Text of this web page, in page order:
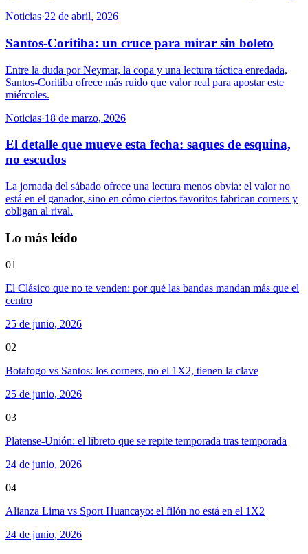
Noticias·22 de abril, 2026
Santos-Coritiba: un cruce para mirar sin boleto
Entre la duda por Neymar, la copa y una lectura táctica enredada,
Santos-Coritiba ofrece más ruido que valor real para apostar este
miércoles.
Noticias·18 de marzo, 2026
El detalle que mueve esta fecha: saques de esquina,
no escudos
La jornada del sábado ofrece una lectura menos obvia: el valor no
está en el ganador, sino en cómo ciertos favoritos fabrican corners y
obligan al rival.
Lo más leído
01
El Clásico que no te venden: por qué las bandas mandan más que el
centro
25 de junio, 2026
02
Botafogo vs Santos: los corners, no el 1X2, tienen la clave
25 de junio, 2026
03
Platense-Unión: el libreto que se repite temporada tras temporada
24 de junio, 2026
04
Alianza Lima vs Sport Huancayo: el filón no está en el 1X2
24 de junio, 2026